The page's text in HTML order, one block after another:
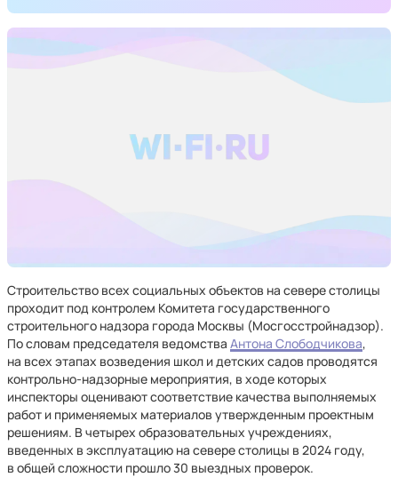
Строительство всех социальных объектов на севере столицы
проходит под контролем Комитета государственного
строительного надзора города Москвы (Мосгосстройнадзор).
По словам председателя ведомства Антона Слободчикова,
на всех этапах возведения школ и детских садов проводятся
контрольно-надзорные мероприятия, в ходе которых
инспекторы оценивают соответствие качества выполняемых
работ и применяемых материалов утвержденным проектным
решениям. В четырех образовательных учреждениях,
введенных в эксплуатацию на севере столицы в 2024 году,
в общей сложности прошло 30 выездных проверок.